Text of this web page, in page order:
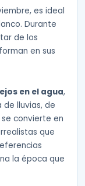
es ideal
Durante
de los
en sus
en el agua,
lluvias, de
convierte en
que
la época que